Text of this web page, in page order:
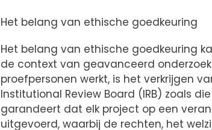
Het belang van ethische goedkeuring
Het belang van ethische goedkeuring
de context van geavanceerd
proefpersonen werkt, is het verkrijgen
Institutional Review Board (IRB) zoals
garandeert dat elk project op een
uitgevoerd, waarbij de rechten, het